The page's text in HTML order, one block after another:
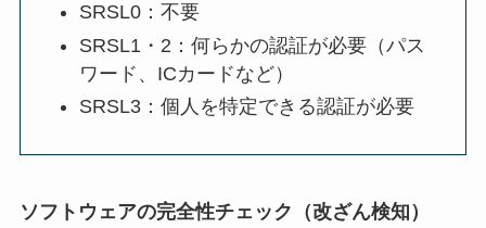
SRSL0：不要
SRSL1・2：何らかの認証が必要（パス
ワード、ICカードなど）
SRSL3：個人を特定できる認証が必要
ソフトウェアの完全性チェック（改ざん検知）